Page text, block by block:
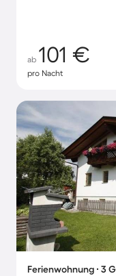
ab 101 €
pro Nacht
Ferienwohnung ∙ 3